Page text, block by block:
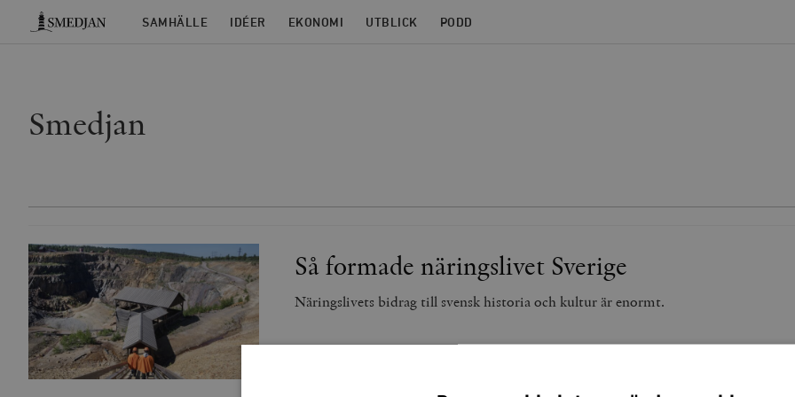
Timbro
SAMHÄLLE IDÉER EKONOMI UTBLICK PODD
Smedjan
Så formade näringslivet Sverige
Näringslivets bidrag till svensk historia och kultur är enormt.